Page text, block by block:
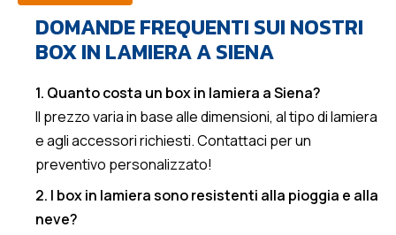
DOMANDE FREQUENTI SUI NOSTRI
BOX IN LAMIERA A SIENA
1. Quanto costa un box in lamiera a Siena?
Il prezzo varia in base alle dimensioni, al tipo di lamiera
e agli accessori richiesti. Contattaci per un
preventivo personalizzato!
2. I box in lamiera sono resistenti alla pioggia e alla
neve?